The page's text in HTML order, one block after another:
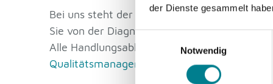
der Dienste gesammelt
Notwendig
Bei uns steht der Patient im Mittelpunkt.
Sie von der Diagnose über die Behandlung
Alle Handlungsabläufe werden über ein
Qualitätsmanagement
kontrolliert und